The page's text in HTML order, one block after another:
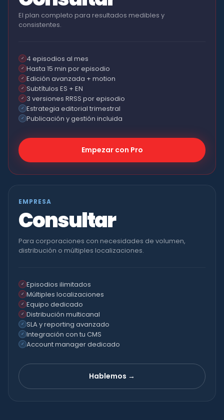
El plan completo para resultados medibles y
consistentes.
✓ 4 episodios al mes
✓ Hasta 15 min por episodio
✓ Edición avanzada + motion
✓ Subtítulos ES + EN
✓ 3 versiones RRSS por episodio
✓ Estrategia editorial trimestral
✓ Publicación y gestión incluida
Empezar con Pro
EMPRESA
Consultar
Para corporaciones con necesidades de volumen,
distribución o múltiples localizaciones.
✓ Episodios ilimitados
✓ Múltiples localizaciones
✓ Equipo dedicado
✓ Distribución multicanal
✓ SLA y reporting avanzado
✓ Integración con tu CMS
✓ Account manager dedicado
Hablemos →